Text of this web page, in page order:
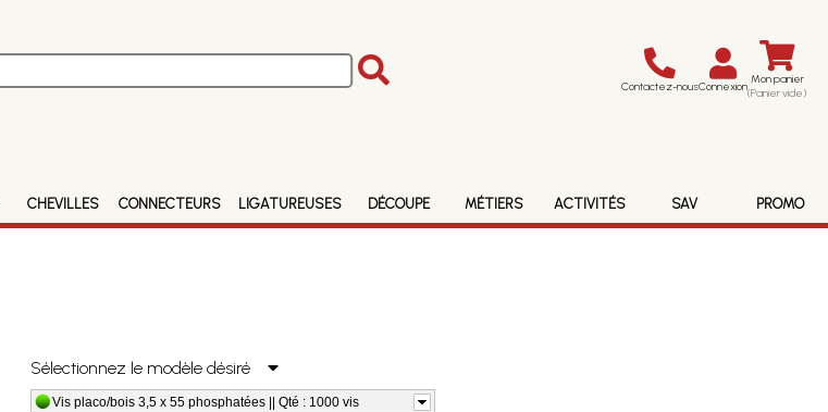
Contactez-nousConnexion Mon panier
(Panier vide)
CHEVILLES CONNECTEURS LIGATUREUSES DÉCOUPE MÉTIERS ACTIVITÉS SAV PROMO
Sélectionnez le modèle désiré
Vis placo/bois 3,5 x 55 phosphatées || Qté : 1000 vis